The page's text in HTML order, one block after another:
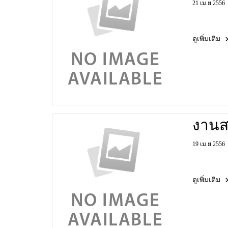
21 เม.ย 2556
ดูเพิ่มเติม
งาน
19 เม.ย 2556
ดูเพิ่มเติม